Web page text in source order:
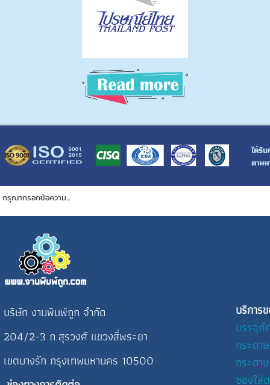
กรุณากรอกข้อความ...
บริษัท งานพิมพ์ถูก จำกัด
204/2-3 ถ.สุรวงศ์ แขวงสี่พระยา
เขตบางรัก กรุงเทพมหานคร 10500
บริการ
บรรจุภั
กระดา
กระดา
ซองใส่